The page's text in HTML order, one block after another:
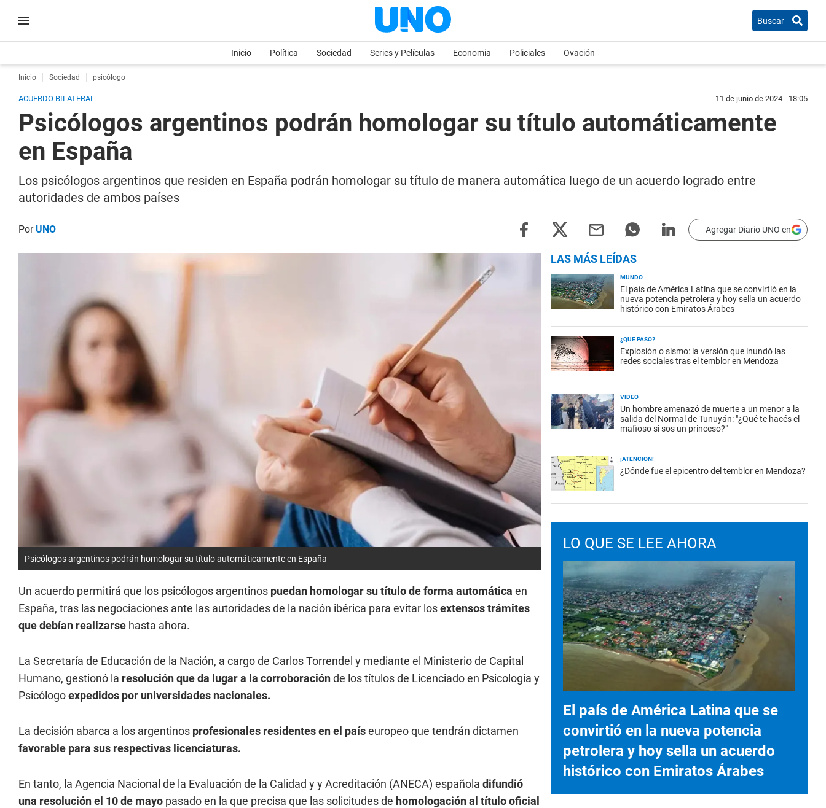
Buscar
Inicio Política Sociedad Series y Películas Economia Policiales Ovación
Inicio Sociedad psicólogo
ACUERDO BILATERAL 11 de junio de 2024 - 18:05
Psicólogos argentinos podrán homologar su título automáticamente
en España
Los psicólogos argentinos que residen en España podrán homologar su título de manera automática luego de un acuerdo logrado entre
autoridades de ambos países
PorUNO Agregar Diario UNO en
Psicólogos argentinos podrán homologar su título automáticamente en España
Un acuerdo permitirá que los psicólogos argentinos puedan homologar su título de forma automática en
España, tras las negociaciones ante las autoridades de la nación ibérica para evitar losextensos trámites
que debían realizarse hasta ahora.
La Secretaría de Educación de la Nación, a cargo de Carlos Torrendel y mediante el Ministerio de Capital
Humano, gestionó la resolución que da lugar a la corroboraciónde los títulos de Licenciado en Psicología y
Psicólogoexpedidos por universidades nacionales.
La decisión abarca a los argentinos profesionales residentes en el paíseuropeo que tendrán dictamen
favorable para sus respectivas licenciaturas.
En tanto, la Agencia Nacional de la Evaluación de la Calidad y y Acreditación (ANECA) española difundió
una resolución el 10 de mayo pasado en la que precisa que las solicitudes de homologación al título oficial
LAS MÁS LEÍDAS
MUNDO
El país de América Latina que se convirtió en la
nueva potencia petrolera y hoy sella un acuerdo
histórico con Emiratos Árabes
¿QUÉ PASÓ?
Explosión o sismo: la versión que inundó las
redes sociales tras el temblor en Mendoza
VIDEO
Un hombre amenazó de muerte a un menor a la
salida del Normal de Tunuyán: "¿Qué te hacés el
mafioso si sos un princeso?"
¡ATENCIÓN!
¿Dónde fue el epicentro del temblor en Mendoza?
LO QUE SE LEE AHORA
El país de América Latina que se
convirtió en la nueva potencia
petrolera y hoy sella un acuerdo
histórico con Emiratos Árabes